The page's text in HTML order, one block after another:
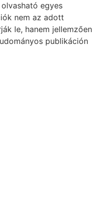
egyes
nem az adott
le, hanem jellemzően
publikáción